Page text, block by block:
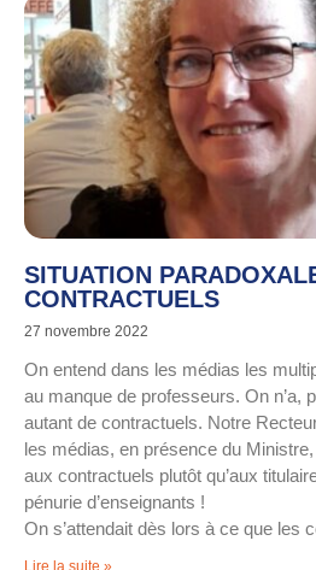
SITUATION
CONTRACTUELS
27 novembre 2022
On entend dans les médias les
au manque de professeurs. On n’a,
autant de contractuels. Notre
les médias, en présence du Ministre,
aux contractuels plutôt qu’aux
pénurie d’enseignants !
On s’attendait dès lors à ce que les
Lire la suite »